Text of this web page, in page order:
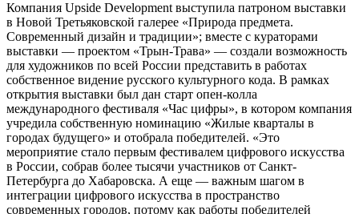
Компания Upside Development выступила патроном выставки
в Новой Третьяковской галерее «Природа предмета.
Современный дизайн и традиции»; вместе с кураторами
выставки — проектом «Трын-Трава» — создали возможность
для художников по всей России представить в работах
собственное видение русского культурного кода. В рамках
открытия выставки был дан старт опен-колла
международного фестиваля «Час цифры», в котором компания
учредила собственную номинацию «Жилые кварталы в
городах будущего» и отобрала победителей. «Это
мероприятие стало первым фестивалем цифрового искусства
в России, собрав более тысячи участников от Санкт-
Петербурга до Хабаровска. А еще — важным шагом в
интеграции цифрового искусства в пространство
современных городов, потому как работы победителей